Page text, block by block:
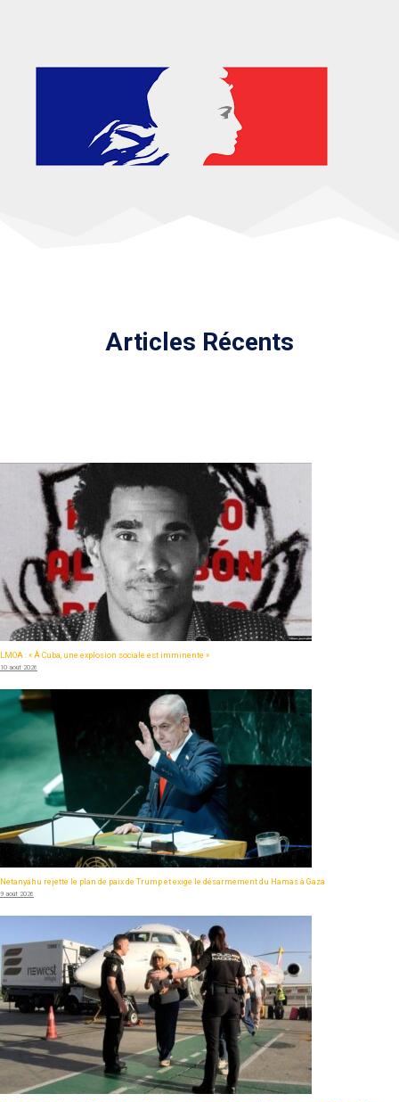
Articles Récents
LMOA : « À Cuba, une explosion sociale est imminente »
10 août 2026
Netanyahu rejette le plan de paix de Trump et exige le désarmement du Hamas à Gaza
9 août 2026